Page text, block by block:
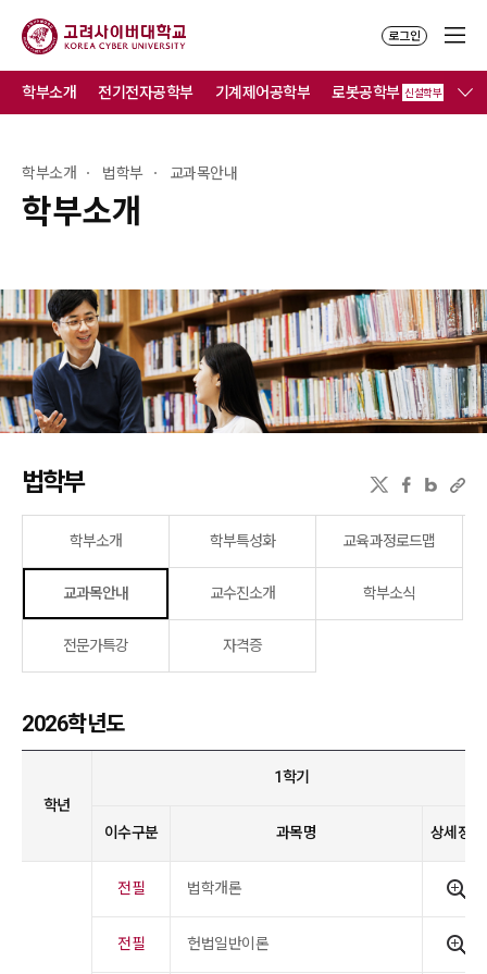
로그인
학부소개
학부소개 법학부 교과목안내
학부소개 전기전자공학부 기계제어공학부 로봇공학부 신설학부 컴
법학부
학부소개 학부특성화 교육과정로드맵
교과목안내 교수진소개 학부소식
전문가특강 자격증
2026학년도
학년
1학기
이수구분 과목명 상세정보
전필 법학개론
전필 헌법일반이론